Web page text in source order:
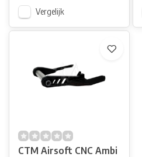
Vergelijk
CTM Airsoft CNC Ambi